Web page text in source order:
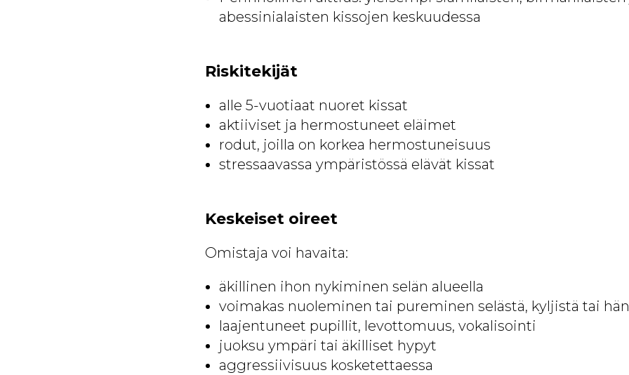
abessinialaisten kissojen keskuudessa
Riskitekijät
alle 5-vuotiaat nuoret kissat
aktiiviset ja hermostuneet eläimet
rodut, joilla on korkea hermostuneisuus
stressaavassa ympäristössä elävät kissat
Keskeiset oireet
Omistaja voi havaita:
äkillinen ihon nykiminen selän alueella
voimakas nuoleminen tai pureminen selästä, kyljistä tai
laajentuneet pupillit, levottomuus, vokalisointi
juoksu ympäri tai äkilliset hypyt
aggressiivisuus kosketettaessa